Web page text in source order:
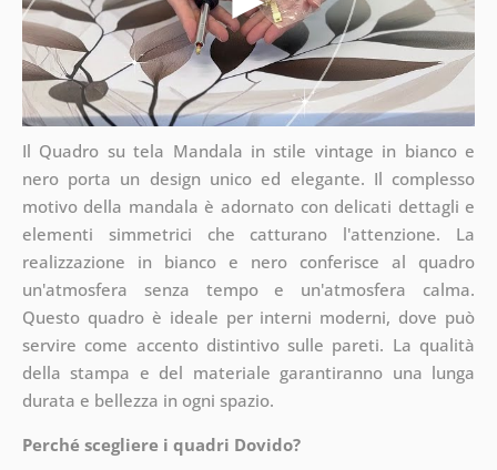
Il Quadro su tela Mandala in stile vintage in bianco e
nero porta un design unico ed elegante. Il complesso
motivo della mandala è adornato con delicati dettagli e
elementi simmetrici che catturano l'attenzione. La
realizzazione in bianco e nero conferisce al quadro
un'atmosfera senza tempo e un'atmosfera calma.
Questo quadro è ideale per interni moderni, dove può
servire come accento distintivo sulle pareti. La qualità
della stampa e del materiale garantiranno una lunga
durata e bellezza in ogni spazio.
Perché scegliere i quadri Dovido?